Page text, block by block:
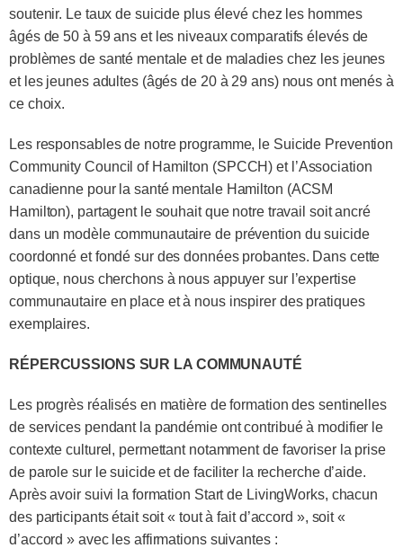
soutenir. Le taux de suicide plus élevé chez les hommes
âgés de 50 à 59 ans et les niveaux comparatifs élevés de
problèmes de santé mentale et de maladies chez les jeunes
et les jeunes adultes (âgés de 20 à 29 ans) nous ont menés à
ce choix.
Les responsables de notre programme, le Suicide Prevention
Community Council of Hamilton (SPCCH) et l’Association
canadienne pour la santé mentale Hamilton (ACSM
Hamilton), partagent le souhait que notre travail soit ancré
dans un modèle communautaire de prévention du suicide
coordonné et fondé sur des données probantes. Dans cette
optique, nous cherchons à nous appuyer sur l’expertise
communautaire en place et à nous inspirer des pratiques
exemplaires.
RÉPERCUSSIONS SUR LA COMMUNAUTÉ
Les progrès réalisés en matière de formation des sentinelles
de services pendant la pandémie ont contribué à modifier le
contexte culturel, permettant notamment de favoriser la prise
de parole sur le suicide et de faciliter la recherche d’aide.
Après avoir suivi la formation Start de LivingWorks, chacun
des participants était soit « tout à fait d’accord », soit «
d’accord » avec les affirmations suivantes :